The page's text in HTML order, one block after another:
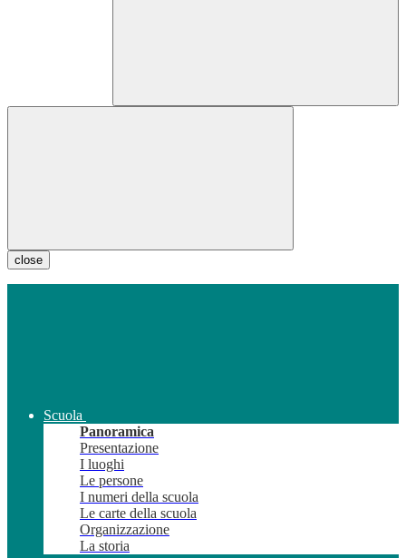
close
Scuola
Panoramica
Presentazione
I luoghi
Le persone
I numeri della scuola
Le carte della scuola
Organizzazione
La storia